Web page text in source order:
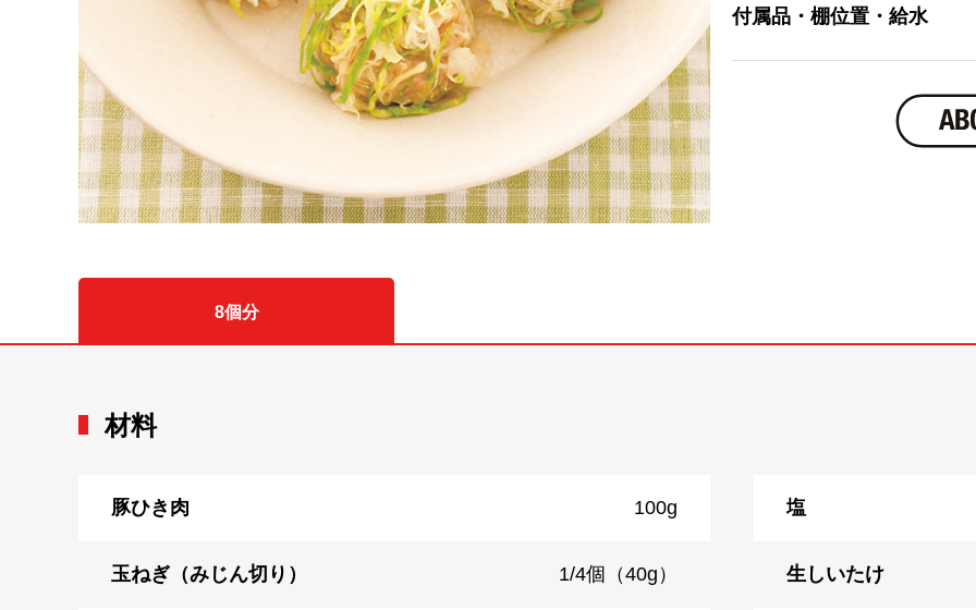
付属品・棚位置・給水
8個分
材料
豚ひき肉 100g 塩
玉ねぎ（みじん切り） 1/4個（40g） 生しいたけ